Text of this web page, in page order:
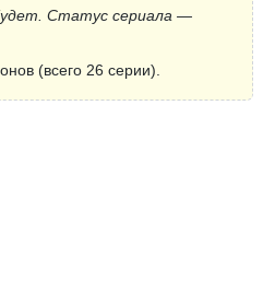
Статус сериала —
(всего 26 серии).